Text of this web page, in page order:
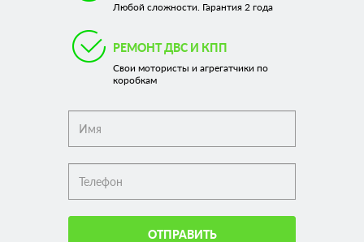
Любой сложности. Гарантия 2 года
РЕМОНТ ДВС И КПП
Свои мотористы и агрегатчики по
коробкам
ОТПРАВИТЬ